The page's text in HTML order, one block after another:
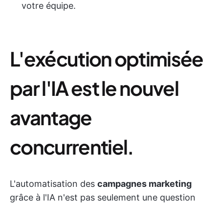
votre équipe.
L'exécution optimisée
par l'IA est le nouvel
avantage
concurrentiel.
L'automatisation des campagnes marketing
grâce à l'IA n'est pas seulement une question